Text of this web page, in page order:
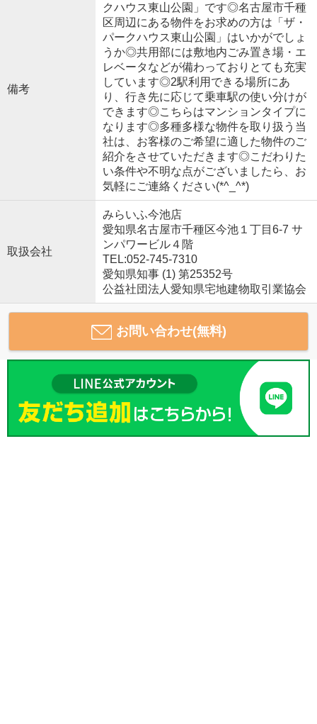
備考
クハウス東山公園」です◎名古屋市千種
区周辺にある物件をお求めの方は「ザ・
パークハウス東山公園」はいかがでしょ
うか◎共用部には敷地内ごみ置き場・エ
レベータなどが備わっておりとても充実
しています◎2駅利用できる場所にあ
り、行き先に応じて乗車駅の使い分けが
できます◎こちらはマンションタイプに
なります◎多種多様な物件を取り扱う当
社は、お客様のご希望に適した物件のご
紹介をさせていただきます◎こだわりた
い条件や不明な点がございましたら、お
気軽にご連絡ください(*^_^*)
取扱会社
みらいふ今池店
愛知県名古屋市千種区今池１丁目6-7 サ
ンパワービル４階
TEL:052-745-7310
愛知県知事 (1) 第25352号
公益社団法人愛知県宅地建物取引業協会
お問い合わせ(無料)